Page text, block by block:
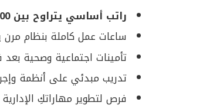
راتب أساسي يتراوح بين 3500 – 4500 جنيه مصري
ساعات عمل كاملة بنظام
تأمينات اجتماعية وصحية بعد
تدريب مبدئي على أنظمة
فرص لتطوير مهاراتكِ